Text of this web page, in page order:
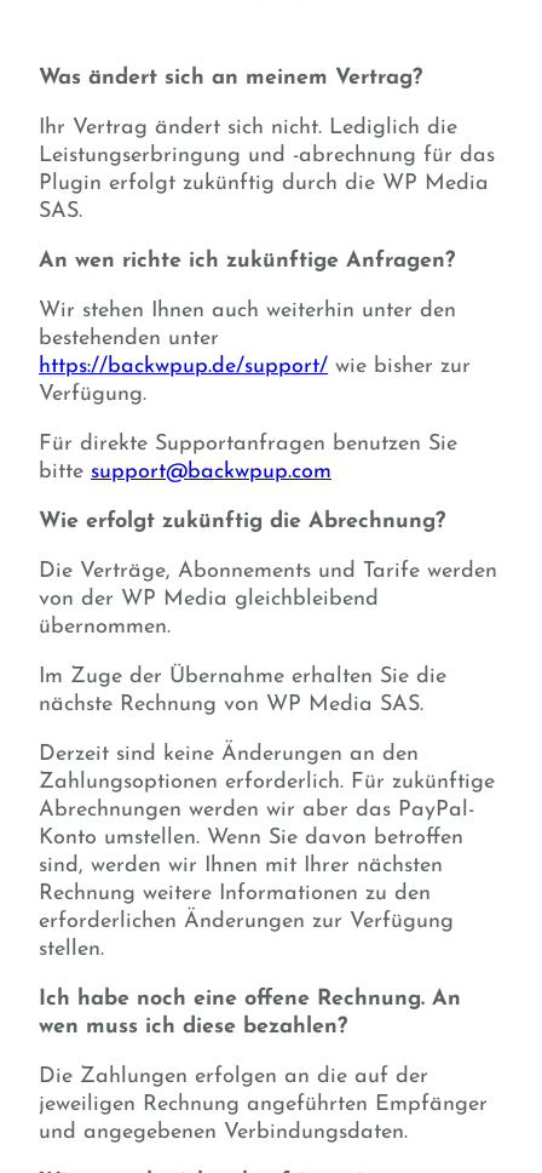
Was ändert sich an meinem Vertrag?
Ihr Vertrag ändert sich nicht. Lediglich die
Leistungserbringung und -abrechnung für das
Plugin erfolgt zukünftig durch die WP Media
SAS.
An wen richte ich zukünftige Anfragen?
Wir stehen Ihnen auch weiterhin unter den
bestehenden unter
https://backwpup.de/support/ wie bisher zur
Verfügung.
Für direkte Supportanfragen benutzen Sie
bitte support@backwpup.com
Wie erfolgt zukünftig die Abrechnung?
Die Verträge, Abonnements und Tarife werden
von der WP Media gleichbleibend
übernommen.
Im Zuge der Übernahme erhalten Sie die
nächste Rechnung von WP Media SAS.
Derzeit sind keine Änderungen an den
Zahlungsoptionen erforderlich. Für zukünftige
Abrechnungen werden wir aber das PayPal-
Konto umstellen. Wenn Sie davon betroffen
sind, werden wir Ihnen mit Ihrer nächsten
Rechnung weitere Informationen zu den
erforderlichen Änderungen zur Verfügung
stellen.
Ich habe noch eine offene Rechnung. An
wen muss ich diese bezahlen?
Die Zahlungen erfolgen an die auf der
jeweiligen Rechnung angeführten Empfänger
und angegebenen Verbindungsdaten.